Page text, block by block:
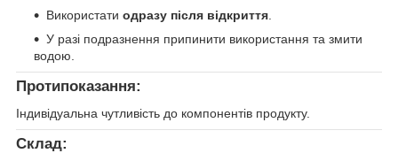
Використати одразу після відкриття
У разі подразнення припинити використання та змити
водою.
Протипоказання:
Індивідуальна чутливість до компонентів продукту.
Склад: